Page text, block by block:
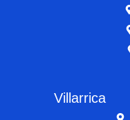
Villarrica